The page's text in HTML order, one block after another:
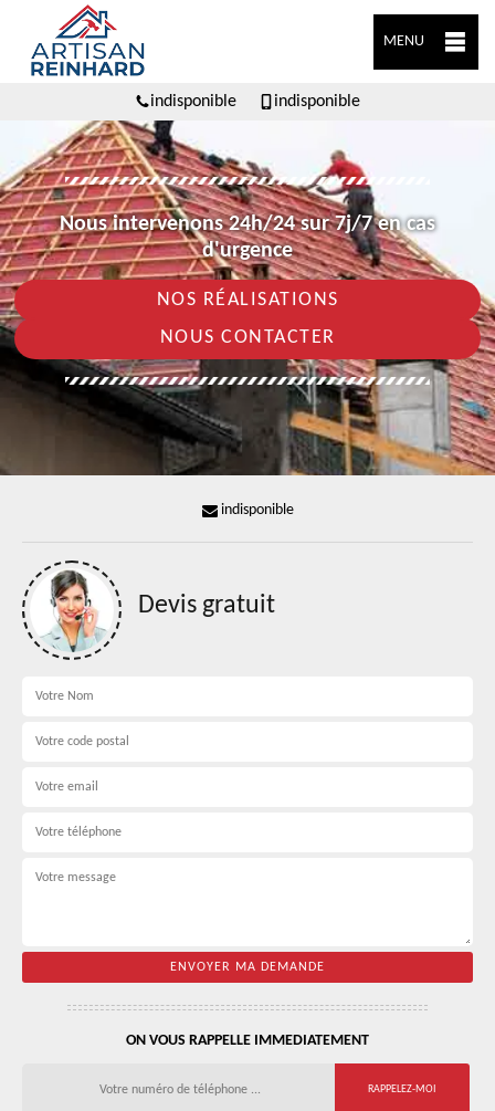
MENU
indisponible indisponible
Nous intervenons 24h/24 sur 7j/7 en cas
d'urgence
NOS RÉALISATIONS
NOUS CONTACTER
indisponible
Devis gratuit
ON VOUS RAPPELLE IMMEDIATEMENT